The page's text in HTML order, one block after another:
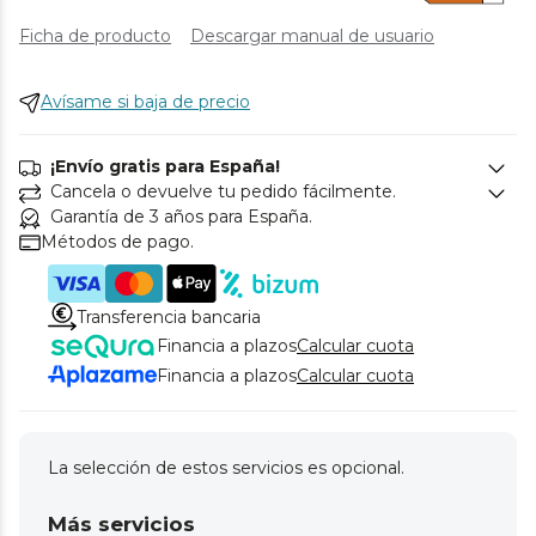
Ficha de producto Descargar manual de usuario
Avísame si baja de precio
¡Envío gratis para España!
Cancela o devuelve tu pedido fácilmente.
Garantía de 3 años para España.
Métodos de pago.
Transferencia bancaria
Financia a plazosCalcular cuota
Financia a plazosCalcular cuota
La selección de estos servicios es opcional.
Más servicios